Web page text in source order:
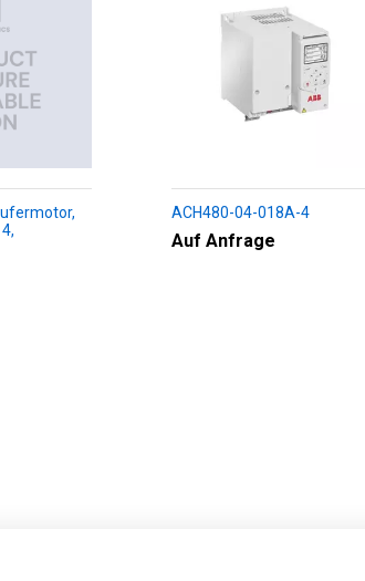
ACH480-04-018A-4
Auf Anfrage